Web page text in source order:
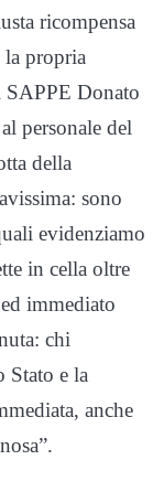
ricompensa
la propria
SAPPE Donato
personale del
della
sono
evidenziamo
in cella oltre
immediato
chi
Stato e la
anche